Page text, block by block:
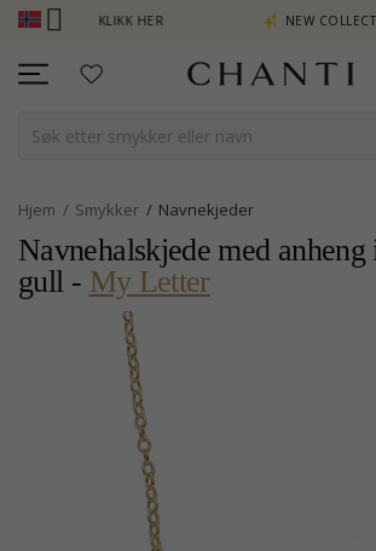
MER - KLIKK HER NEW COLLECTION |
Hjem Smykker Navnekjeder
Navnehalskjede med
gull - My Letter